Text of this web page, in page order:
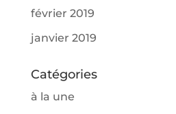
février 2019
janvier 2019
Catégories
à la une